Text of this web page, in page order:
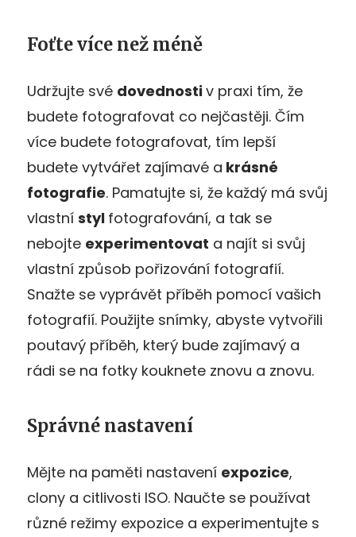
Foťte více než méně
Udržujte své dovednostiv praxi tím, že
budete fotografovat co nejčastěji. Čím
více budete fotografovat, tím lepší
budete vytvářet zajímavé a krásné
fotografie. Pamatujte si, že každý má svůj
vlastní styl fotografování, a tak se
nebojte experimentovat a najít si svůj
vlastní způsob pořizování fotografií.
Snažte se vyprávět příběh pomocí vašich
fotografií. Použijte snímky, abyste vytvořili
poutavý příběh, který bude zajímavý a
rádi se na fotky kouknete znovu a znovu.
Správné nastavení
Mějte na paměti nastavení expozice,
clony a citlivosti ISO. Naučte se používat
různé režimy expozice a experimentujte s